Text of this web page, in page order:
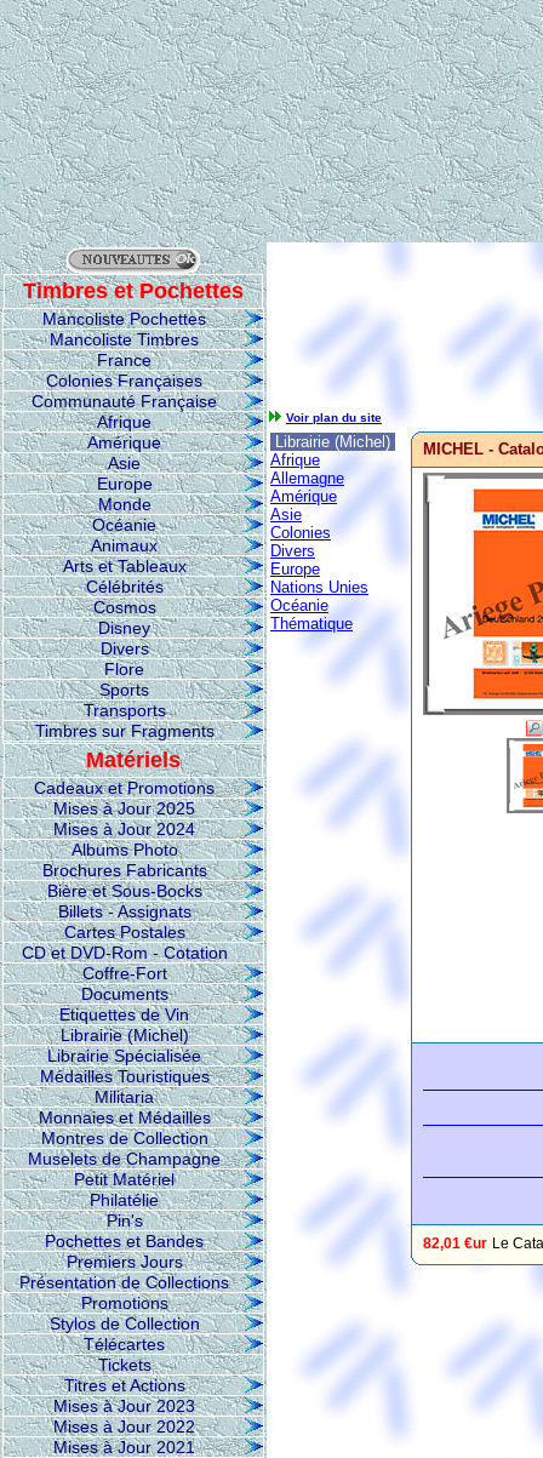
Timbres et Pochettes
Mancoliste Pochettes
Mancoliste Timbres
France
Colonies Françaises
Communauté Française
Afrique
Amérique
Asie
Europe
Monde
Océanie
Animaux
Arts et Tableaux
Célébrités
Cosmos
Disney
Divers
Flore
Sports
Transports
Timbres sur Fragments
Matériels
Cadeaux et Promotions
Mises à Jour 2025
Mises à Jour 2024
Albums Photo
Brochures Fabricants
Bière et Sous-Bocks
Billets - Assignats
Cartes Postales
CD et DVD-Rom - Cotation
Coffre-Fort
Documents
Etiquettes de Vin
Librairie (Michel)
Librairie Spécialisée
Médailles Touristiques
Militaria
Monnaies et Médailles
Montres de Collection
Muselets de Champagne
Petit Matériel
Philatélie
Pin's
Pochettes et Bandes
Premiers Jours
Présentation de Collections
Promotions
Stylos de Collection
Télécartes
Tickets
Titres et Actions
Mises à Jour 2023
Mises à Jour 2022
Mises à Jour 2021
Voir plan du site
Librairie (Michel)
Afrique
Allemagne
Amérique
Asie
Colonies
Divers
Europe
Nations Unies
Océanie
Thématique
MICHEL -
82,01 €ur Le